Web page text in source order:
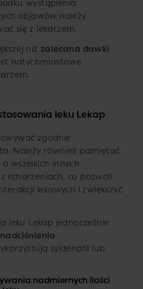
wystąpienia
objawów należy
się z lekarzem.
niż zalecana dawki
natychmiastowe
leku Lekap
zgodnie
Należy również pamiętać
wszelkich innych
schorzeniach, co pozwoli
lekowych i zwiększyć
leku Lekap jednocześnie
syldenafil lub
nadmiernych ilości